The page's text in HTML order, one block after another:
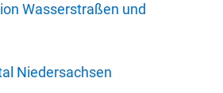
Wasserstraßen und
Niedersachsen